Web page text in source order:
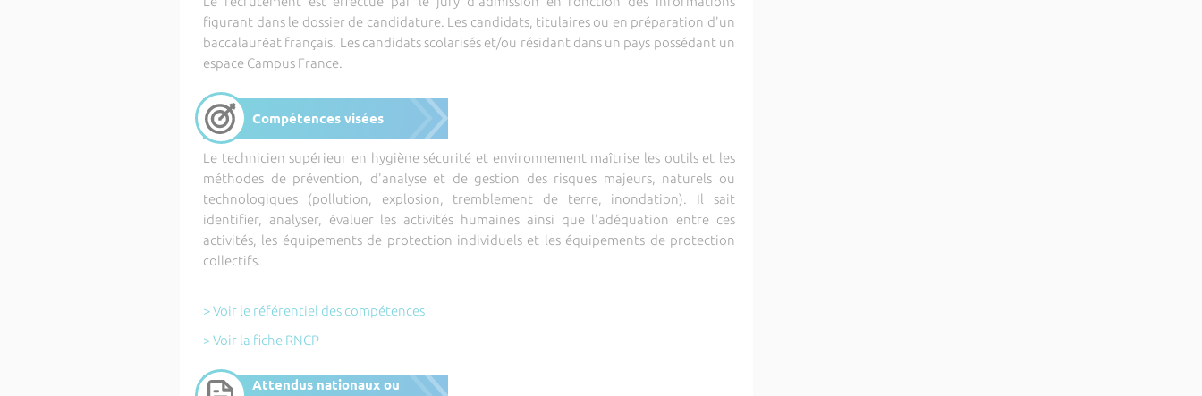
figurant dans le dossier de candidature. Les candidats, titulaires ou en préparation d'un
baccalauréat français. Les candidats scolarisés et/ou résidant dans un pays possédant un
espace Campus France.
Compétences visées
Le technicien supérieur en hygiène sécurité et environnement maîtrise les outils et les
méthodes de prévention, d'analyse et de gestion des risques majeurs, naturels ou
technologiques (pollution, explosion, tremblement de terre, inondation). Il sait
identifier, analyser, évaluer les activités humaines ainsi que l'adéquation entre ces
activités, les équipements de protection individuels et les équipements de protection
collectifs.
> Voir le référentiel des compétences
> Voir la fiche RNCP
Attendus nationaux ou